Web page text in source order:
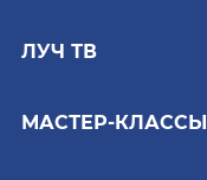
ЛУЧ ТВ
МАСТЕР-КЛАССЫ